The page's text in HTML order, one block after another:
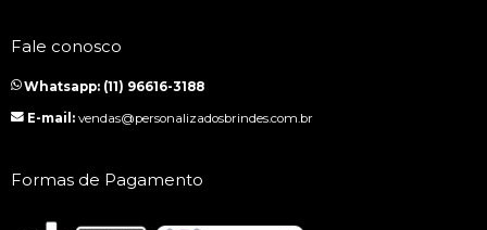
Fale conosco
Whatsapp: (11) 96616-3188
E-mail: vendas@personalizadosbrindes.com.br
Formas de Pagamento